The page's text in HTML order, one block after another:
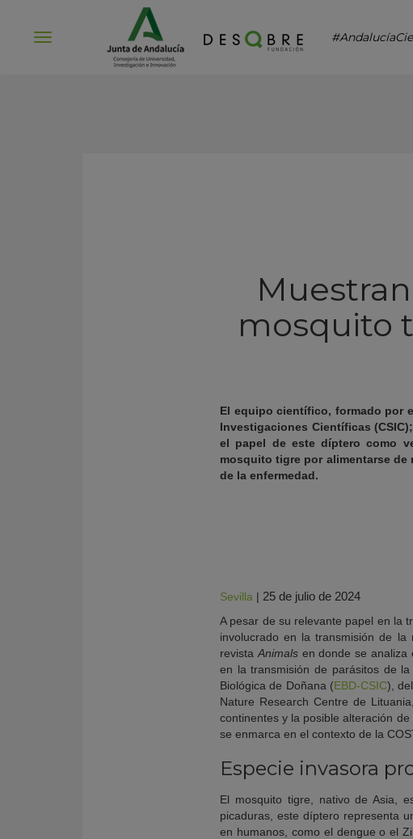
mosquito
El equipo científico, formado por
Investigaciones Científicas
el papel de este díptero como
mosquito tigre por alimentarse de
de la enfermedad.
Sevilla | 25 de julio de 2024
A pesar de su relevante papel en la
involucrado en la transmisión de la
revista Animalsen donde se analiza
en la transmisión de parásitos de
Biológica de Doñana (EBD-CSIC),
Nature Research Centre de
continentes y la posible alteración
se enmarca en el contexto de la
Especie invasora
El mosquito tigre, nativo de Asia,
picaduras, este díptero representa
en humanos, como el dengue o el